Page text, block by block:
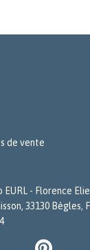
de vente
- Florence Elie
33130 Bègles,